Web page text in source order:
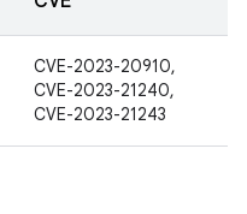
CVE-2023-20910,
CVE-2023-21240,
CVE-2023-21243